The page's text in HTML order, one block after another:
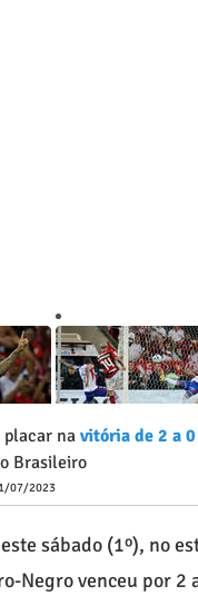
placar na vitória de 2 a
Brasileiro
07/2023
sábado (1º), no
Negro venceu por 2